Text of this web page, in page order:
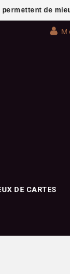
DE CARTES
de